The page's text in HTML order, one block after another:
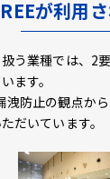
が利用
う業種では、2
ます。
洩防止の観点か
だいています。